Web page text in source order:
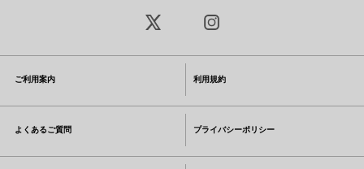
ご利用案内 利用規約
よくあるご質問 プライバシーポリシー